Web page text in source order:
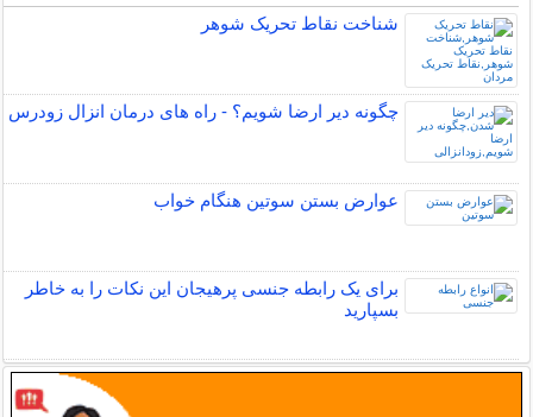
شناخت نقاط تحریک شوهر
چگونه دیر ارضا شویم؟ - راه های درمان انزال زودرس
عوارض بستن سوتین هنگام خواب
برای یک رابطه جنسی پرهیجان این نکات را به خاطر
بسپارید